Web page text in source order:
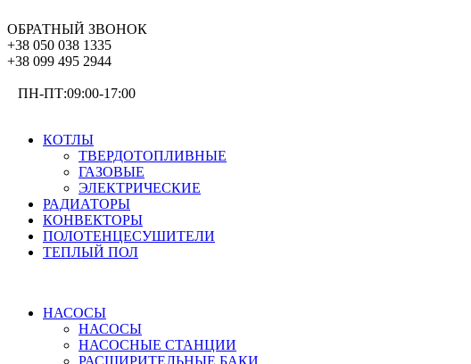
ОБРАТНЫЙ ЗВОНОК
+38 050 038 1335
+38 099 495 2944
ПН-ПТ:09:00-17:00
КОТЛЫ
ТВЕРДОТОПЛИВНЫЕ
ГАЗОВЫЕ
ЭЛЕКТРИЧЕСКИЕ
РАДИАТОРЫ
КОНВЕКТОРЫ
ПОЛОТЕНЦЕСУШИТЕЛИ
ТЕПЛЫЙ ПОЛ
НАСОСЫ
НАСОСЫ
НАСОСНЫЕ СТАНЦИИ
РАСШИРИТЕЛЬНЫЕ БАКИ